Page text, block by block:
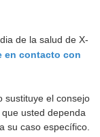
de la salud de X-
en contacto con
sustituye el consejo
usted dependa
su caso específico.